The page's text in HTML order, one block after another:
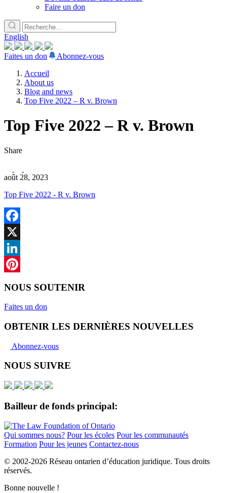
Faire un don
English
Faites un don
Abonnez-vous
Accueil
About us
Blog and news
Top Five 2022 – R v. Brown
Top Five 2022 – R v. Brown
Share
août 28, 2023
Top Five 2022 - R v. Brown
Facebook
X
LinkedIn
NOUS SOUTENIR
Faites un don
OBTENIR LES DERNIÈRES NOUVELLES
Abonnez-vous
NOUS SUIVRE
Bailleur de fonds principal:
Qui sommes nous? Pour les écoles Pour les communautés
Formation Pour les jeunes Contactez-nous
© 2002-2026 Réseau ontarien d’éducation juridique. Tous droits
réservés.
Bonne nouvelle !